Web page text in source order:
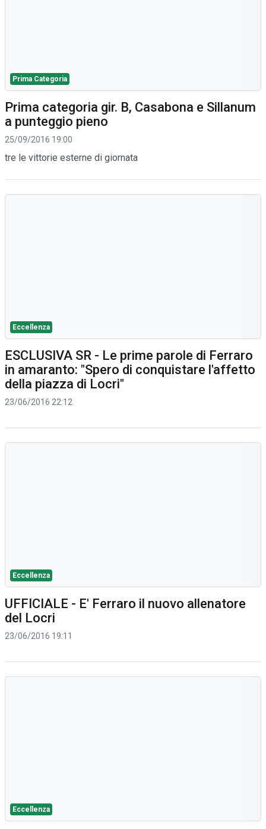
Prima Categoria
Prima categoria gir. B, Casabona e Sillanum
a punteggio pieno
25/09/2016 19:00
tre le vittorie esterne di giornata
Eccellenza
ESCLUSIVA SR - Le prime parole di Ferraro
in amaranto: "Spero di conquistare l'affetto
della piazza di Locri"
23/06/2016 22:12
Eccellenza
UFFICIALE - E' Ferraro il nuovo allenatore
del Locri
23/06/2016 19:11
Eccellenza